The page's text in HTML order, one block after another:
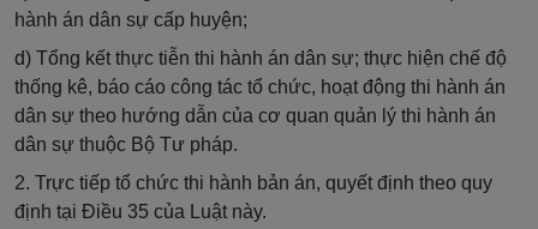
hành án dân sự cấp huyện;
d) Tổng kết thực tiễn thi hành án dân sự; thực hiện chế độ
thống kê, báo cáo công tác tổ chức, hoạt động thi hành án
dân sự theo hướng dẫn của cơ quan quản lý thi hành án
dân sự thuộc Bộ Tư pháp.
2. Trực tiếp tổ chức thi hành bản án, quyết định theo quy
định tại Điều 35 của Luật này.